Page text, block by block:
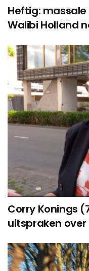
Heftig:
Walibi Holland
Corry Konings
uitspraken over